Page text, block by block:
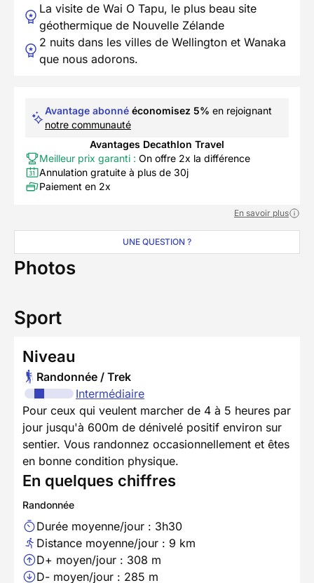
La visite de Wai O Tapu, le plus beau site
géothermique de Nouvelle Zélande
2 nuits dans les villes de Wellington et Wanaka
que nous adorons.
Avantage abonné économisez 5% en rejoignant
notre communauté
Avantages Decathlon Travel
Meilleur prix garanti : On offre 2x la différence
Annulation gratuite à plus de 30j
Paiement en 2x
En savoir plus
UNE QUESTION ?
Photos
Sport
Niveau
Randonnée / Trek
Intermédiaire
Pour ceux qui veulent marcher de 4 à 5 heures par
jour jusqu'à 600m de dénivelé positif environ sur
sentier. Vous randonnez occasionnellement et êtes
en bonne condition physique.
En quelques chiffres
Randonnée
Durée moyenne/jour : 3h30
Distance moyenne/jour : 9 km
D+ moyen/jour : 308 m
D- moyen/jour : 285 m